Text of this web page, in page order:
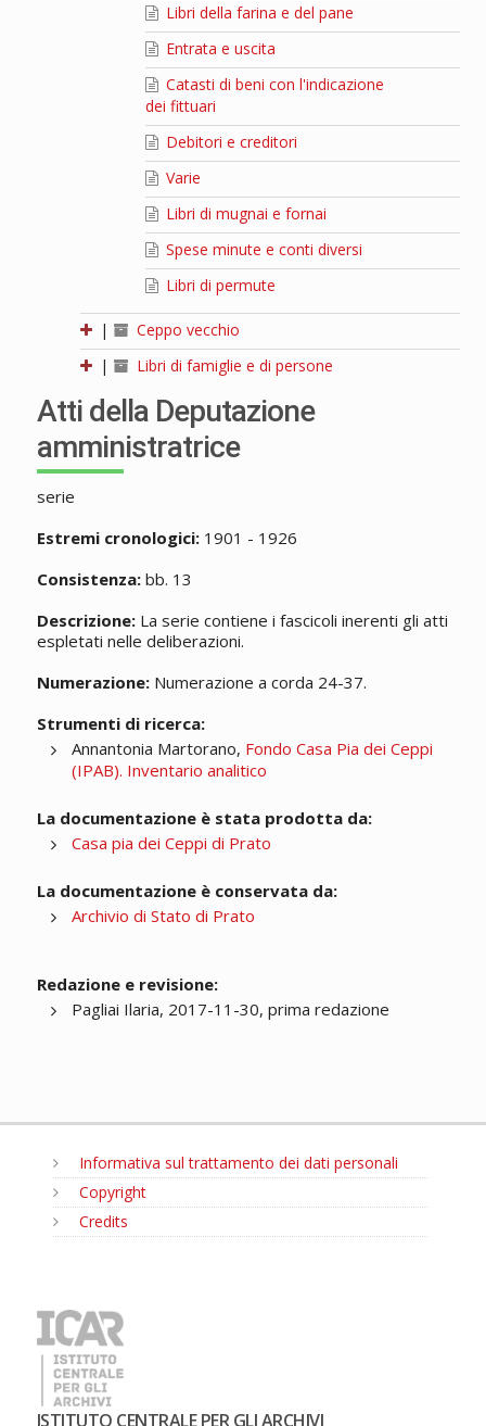
Libri della farina e del pane
Entrata e uscita
Catasti di beni con l'indicazione
dei fittuari
Debitori e creditori
Varie
Libri di mugnai e fornai
Spese minute e conti diversi
Libri di permute
|
Ceppo vecchio
|
Libri di famiglie e di persone
Atti della Deputazione
amministratrice
serie
Estremi cronologici:1901 - 1926
Consistenza:bb. 13
Descrizione:La serie contiene i fascicoli inerenti gli atti
espletati nelle deliberazioni.
Numerazione:Numerazione a corda 24-37.
Strumenti di ricerca:
Annantonia Martorano, Fondo Casa Pia dei Ceppi
(IPAB). Inventario analitico
La documentazione è stata prodotta da:
Casa pia dei Ceppi di Prato
La documentazione è conservata da:
Archivio di Stato di Prato
Redazione e revisione:
Pagliai Ilaria, 2017-11-30, prima redazione
Informativa sul trattamento dei dati personali
Copyright
Credits
ISTITUTO CENTRALE PER GLI ARCHIVI